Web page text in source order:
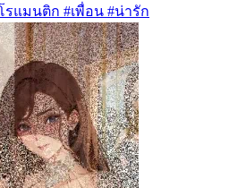
รแมนติก #เพื่อน #น่ารัก